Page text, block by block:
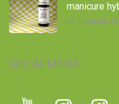
manicure
29 listopada
SOCIAL MEDIA: